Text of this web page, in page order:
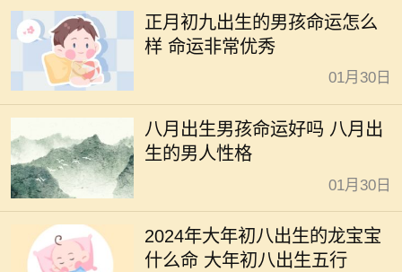
正月初九出生的男孩命运怎么
样 命运非常优秀
01月30日
八月出生男孩命运好吗 八月出
生的男人性格
01月30日
2024年大年初八出生的龙宝宝
什么命 大年初八出生五行